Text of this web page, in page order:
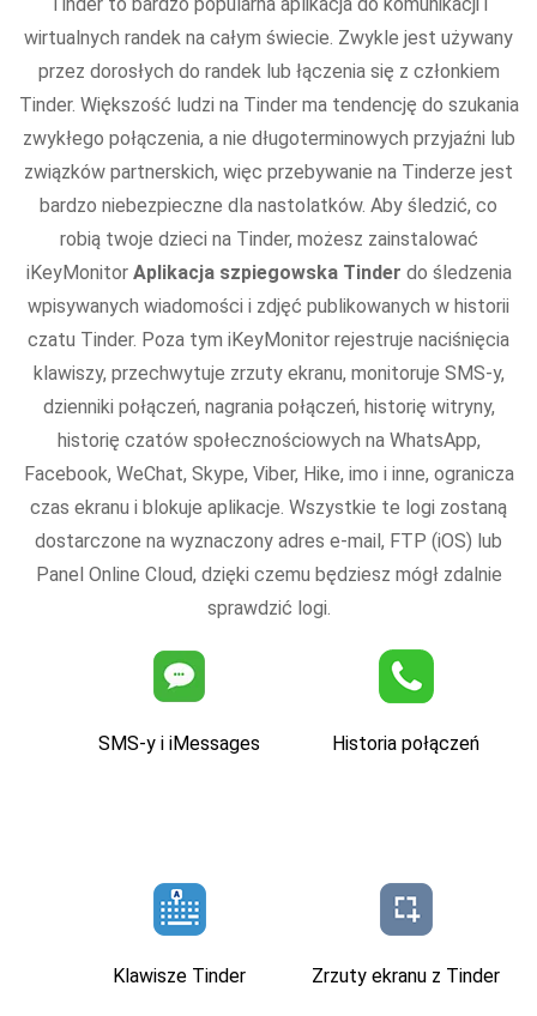
wirtualnych randek na całym świecie. Zwykle jest używany
przez dorosłych do randek lub łączenia się z członkiem
Tinder. Większość ludzi na Tinder ma tendencję do szukania
zwykłego połączenia, a nie długoterminowych przyjaźni lub
związków partnerskich, więc przebywanie na Tinderze jest
bardzo niebezpieczne dla nastolatków. Aby śledzić, co
robią twoje dzieci na Tinder, możesz zainstalować
iKeyMonitor Aplikacja szpiegowska Tinder do śledzenia
wpisywanych wiadomości i zdjęć publikowanych w historii
czatu Tinder. Poza tym iKeyMonitor rejestruje naciśnięcia
klawiszy, przechwytuje zrzuty ekranu, monitoruje SMS-y,
dzienniki połączeń, nagrania połączeń, historię witryny,
historię czatów społecznościowych na WhatsApp,
Facebook, WeChat, Skype, Viber, Hike, imo i inne, ogranicza
czas ekranu i blokuje aplikacje. Wszystkie te logi zostaną
dostarczone na wyznaczony adres e-mail, FTP (iOS) lub
Panel Online Cloud, dzięki czemu będziesz mógł zdalnie
sprawdzić logi.
SMS-y i iMessages Historia połączeń
Klawisze Tinder Zrzuty ekranu z Tinder